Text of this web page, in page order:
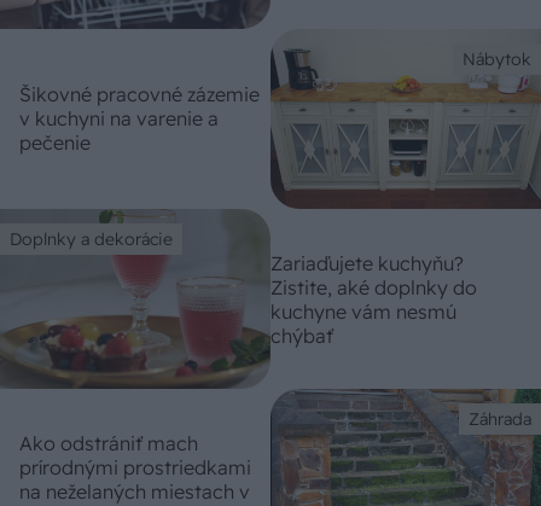
Nábytok
Šikovné pracovné zázemie
v kuchyni na varenie a
pečenie
Doplnky a dekorácie
Zariaďujete kuchyňu?
Zistite, aké doplnky do
kuchyne vám nesmú
chýbať
Záhrada
Ako odstrániť mach
prírodnými prostriedkami
na neželaných miestach v